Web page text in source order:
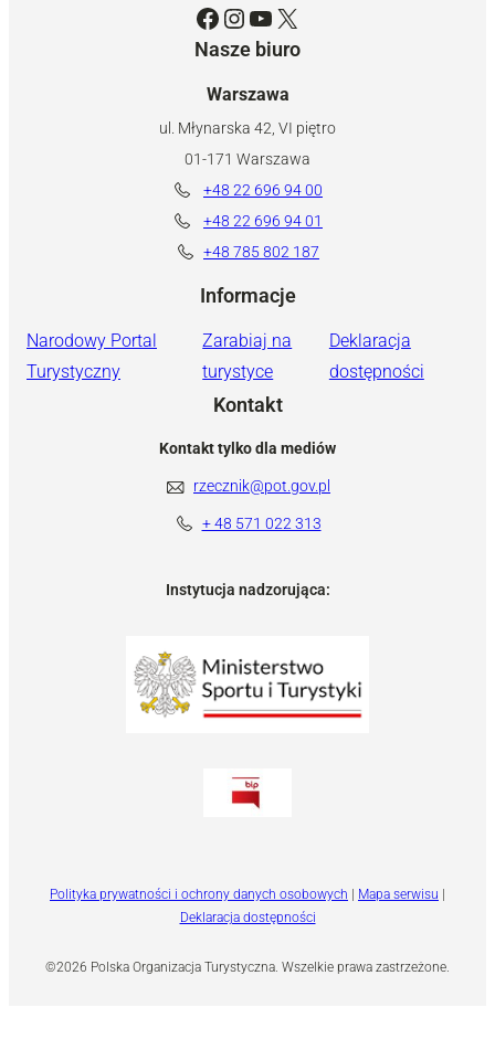
Facebook Instagram YouTube X
Nasze biuro
Warszawa
ul. Młynarska 42, VI piętro
01-171 Warszawa
+48 22 696 94 00
+48 22 696 94 01
+48 785 802 187
Informacje
Narodowy Portal
Turystyczny
Zarabiaj na
turystyce
Deklaracja
dostępności
Kontakt
Kontakt tylko dla mediów
rzecznik@pot.gov.pl
+ 48 571 022 313
Instytucja nadzorująca:
©2026 Polska Organizacja Turystyczna. Wszelkie prawa zastrzeżone.
Polityka prywatności i ochrony danych osobowych Mapa serwisu
Deklaracja dostępności